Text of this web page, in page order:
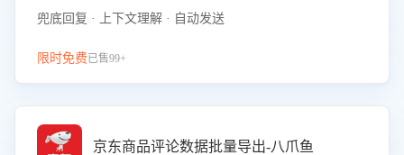
兜底回复 · 上下文理解 · 自动发送
限时免费已售99+
京东商品评论数据批量导出-八爪鱼